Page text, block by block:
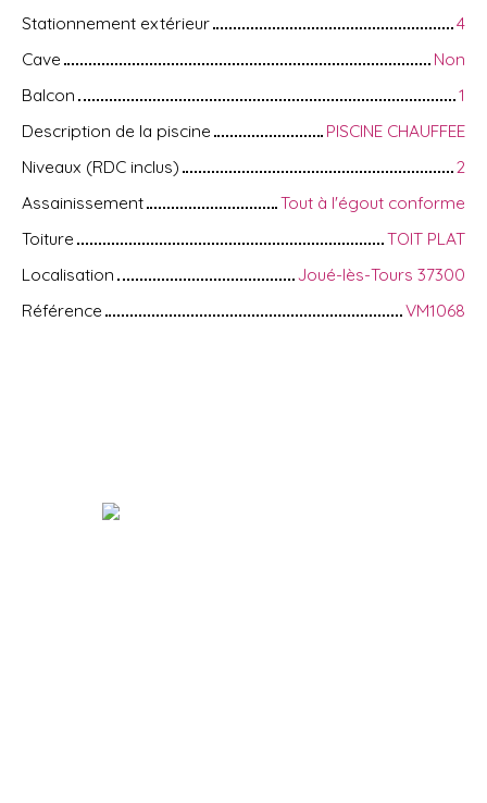
Stationnement extérieur
4
Cave
Non
Balcon
1
Description de la piscine
PISCINE CHAUFFEE
Niveaux (RDC inclus)
2
Assainissement
Tout à l'égout conforme
Toiture
TOIT PLAT
Localisation
Joué-lès-Tours 37300
Référence
VM1068